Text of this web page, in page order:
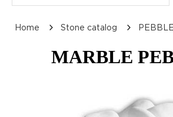
Home Stone catalog
MARBLE